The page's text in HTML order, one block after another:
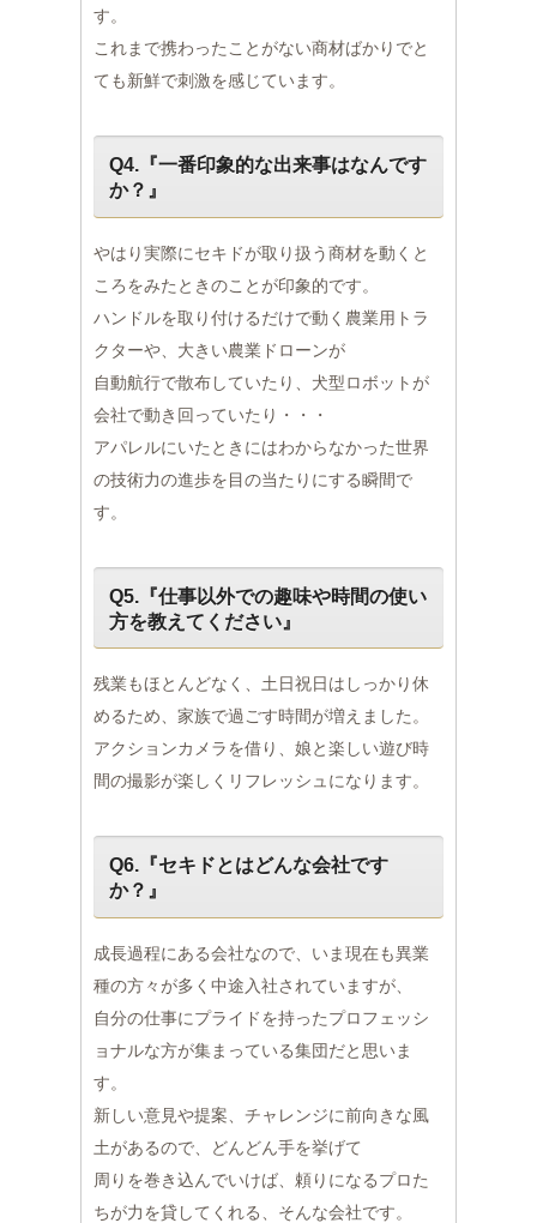
す。
これまで携わったことがない商材ばかりでと
ても新鮮で刺激を感じています。
Q4.『一番印象的な出来事はなんです
か？』
やはり実際にセキドが取り扱う商材を動くと
ころをみたときのことが印象的です。
ハンドルを取り付けるだけで動く農業用トラ
クターや、大きい農業ドローンが
自動航行で散布していたり、犬型ロボットが
会社で動き回っていたり・・・
アパレルにいたときにはわからなかった世界
の技術力の進歩を目の当たりにする瞬間で
す。
Q5.『仕事以外での趣味や時間の使い
方を教えてください』
残業もほとんどなく、土日祝日はしっかり休
めるため、家族で過ごす時間が増えました。
アクションカメラを借り、娘と楽しい遊び時
間の撮影が楽しくリフレッシュになります。
Q6.『セキドとはどんな会社です
か？』
成長過程にある会社なので、いま現在も異業
種の方々が多く中途入社されていますが、
自分の仕事にプライドを持ったプロフェッシ
ョナルな方が集まっている集団だと思いま
す。
新しい意見や提案、チャレンジに前向きな風
土があるので、どんどん手を挙げて
周りを巻き込んでいけば、頼りになるプロた
ちが力を貸してくれる、そんな会社です。